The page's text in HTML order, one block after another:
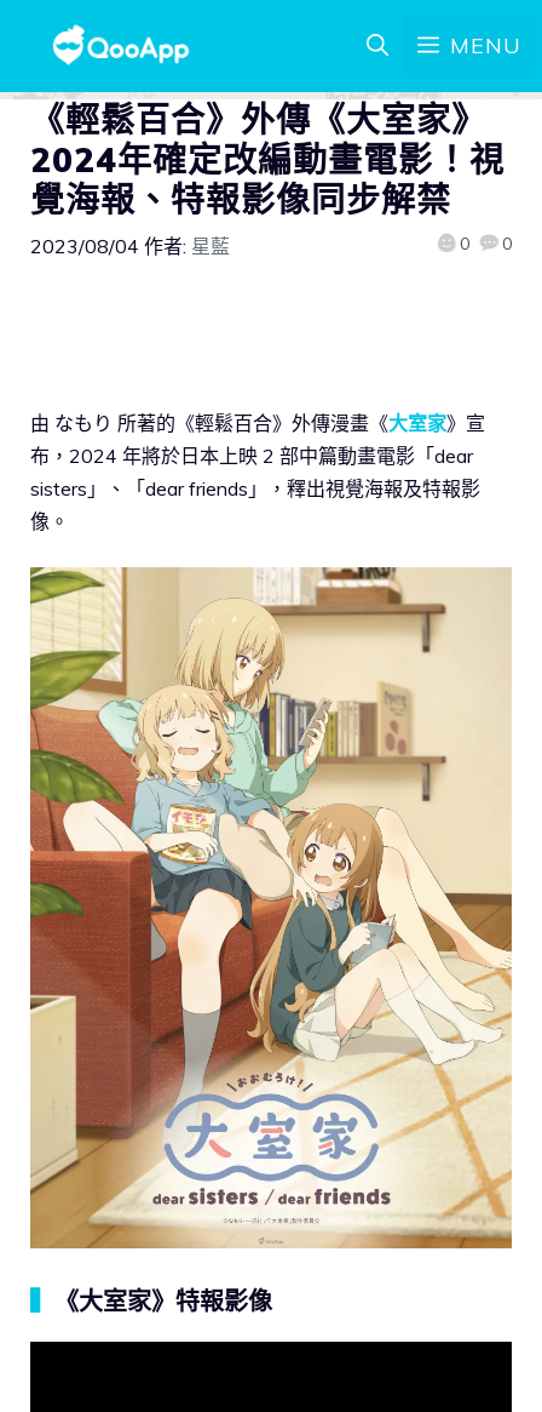
MENU
《輕鬆百合》外傳《大室家》
2024年確定改編動畫電影！視
覺海報、特報影像同步解禁
2023/08/04 作者: 星藍 0 0
由 なもり 所著的《輕鬆百合》外傳漫畫《大室家》宣
布，2024 年將於日本上映 2 部中篇動畫電影「dear
sisters」、「dear friends」，釋出視覺海報及特報影
像。
《大室家》特報影像